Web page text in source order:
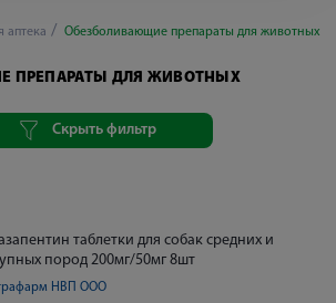
аптека Обезболивающие препараты для животных
ПРЕПАРАТЫ ДЛЯ ЖИВОТНЫХ
Скрыть фильтр
таблетки для собак средних и
пород 200мг/50мг 8шт
НВП ООО